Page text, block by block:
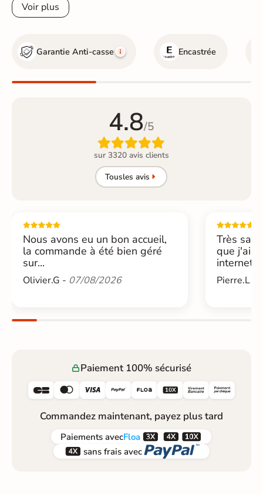
Voir plus
Garantie Anti-casse Encastrée
4.8/5

sur 3320 avis clients
Tousles avis
Nous avons eu un bon accueil,
la commande à été bien géré
sur...
Olivier.G - 07/08/2026
Très
que j'ai
internet....
Pierre.L -
Paiement 100% sécurisé
     
Commandez maintenant, payez plus tard
Paiements avecFloa  
 sans frais avec 